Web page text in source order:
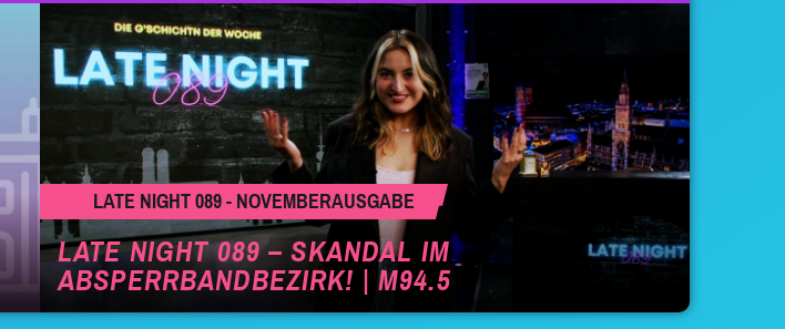
LATE NIGHT 089 - NOVEMBERAUSGABE
LATE NIGHT 089 – SKANDAL IM
ABSPERRBANDBEZIRK! | M94.5